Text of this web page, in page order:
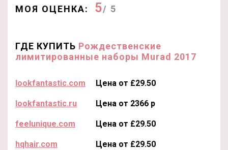
МОЯ ОЦЕНКА: 5/ 5
ГДЕ КУПИТЬ Рождественские
лимитированные наборы Murad 2017
lookfantastic.com Цена от £29.50
lookfantastic.ru Цена от 2366 р
feelunique.com Цена от £29.50
hqhair.com Цена от £29.50